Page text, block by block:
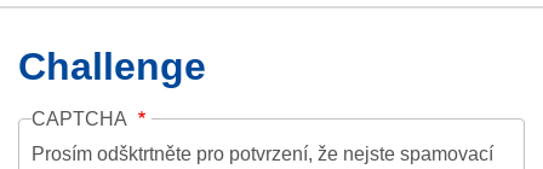
DomůKolekce
Prohlížení
Vyhledávání
O platformě
Nápověda
KontaktDigitalia
Challenge
CAPTCHA
Prosím odšktrtněte pro potvrzení, že nejste spamovací